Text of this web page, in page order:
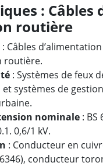
: Câbles
routière
: Câbles
routière.
: Systèmes de feux
systèmes de
nominale : BS
0,6/1 kV.
: Conducteur en
6346), conducteur